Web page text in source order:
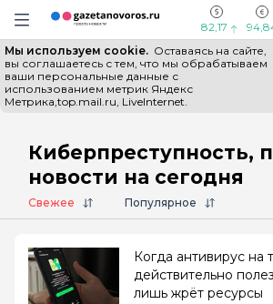
Информационный портал "ГазетаНоворос.ру"
Навигация сайта
82,17
Мы используем cookie. Оставаясь на сайте,
вы соглашаетесь с тем, что мы обрабатываем
ваши персональные данные с
использованием метрик Яндекс
Метрика,top.mail.ru, LiveInternet.
Все новости Новости России
Главная
Киберпреступность,
новости на сегодня
Свежее Популярное
Когда антивирус на
действительно
лишь жрёт ресурсы